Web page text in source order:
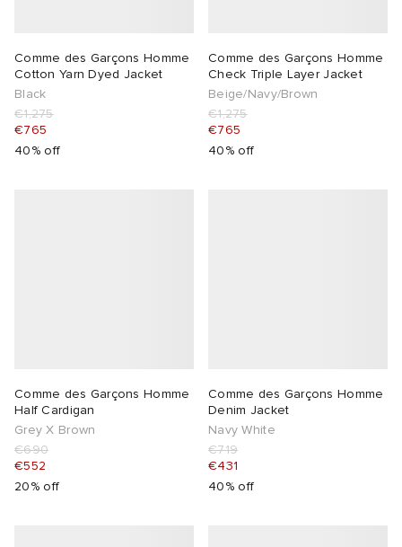
Comme des Garçons Homme
Cotton Yarn Dyed Jacket
Black
€1,275
€765
40% off
Comme des Garçons Homme
Check Triple Layer Jacket
Beige/Navy/Brown
€1,275
€765
40% off
Comme des Garçons Homme
Half Cardigan
Grey X Brown
€690
€552
20% off
Comme des Garçons Homme
Denim Jacket
Navy White
€719
€431
40% off